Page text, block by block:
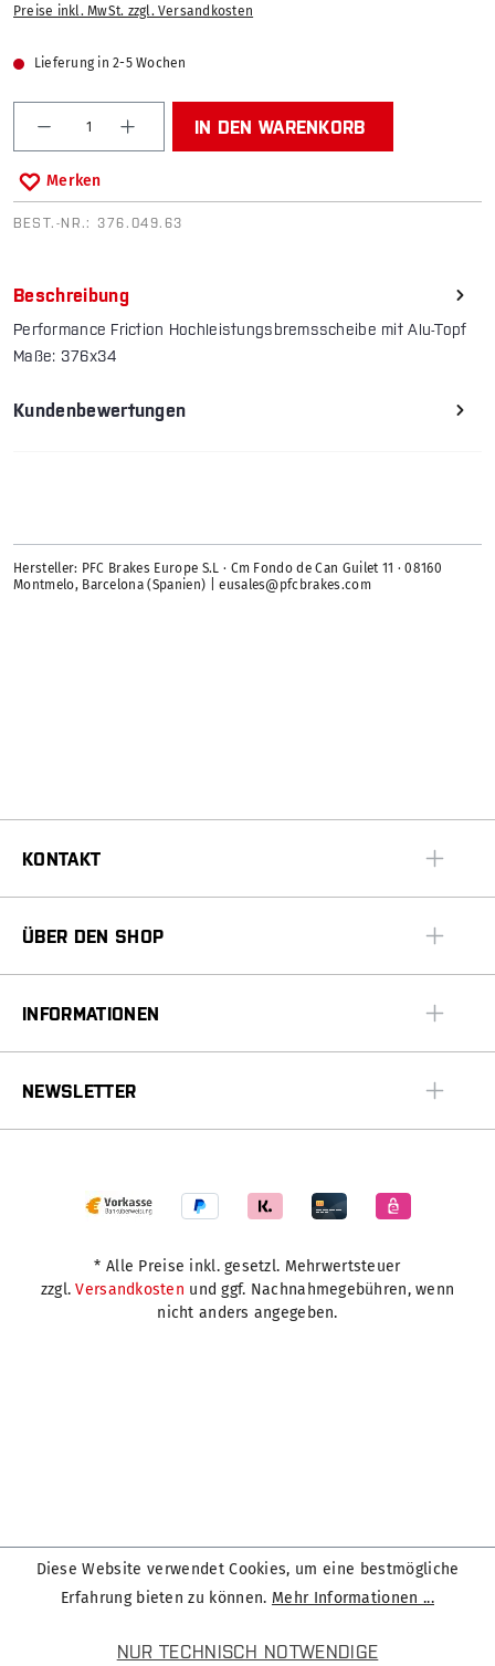
Preise inkl. MwSt. zzgl. Versandkosten
Lieferung in 2-5 Wochen
Produkt Anzahl: Gib den gewünschten Wert ein
IN DEN WARENKORB
Merken
BEST.-NR.: 376.049.63
Beschreibung
Performance Friction Hochleistungsbremsscheibe mit Alu-Topf
Maße: 376x34
Kundenbewertungen
Hersteller: PFC Brakes Europe S.L · Cm Fondo de Can Guilet 11 · 08160
Montmelo, Barcelona (Spanien) | eusales@pfcbrakes.com
KONTAKT
ÜBER DEN SHOP
INFORMATIONEN
NEWSLETTER
* Alle Preise inkl. gesetzl. Mehrwertsteuer
zzgl.Versandkosten und ggf. Nachnahmegebühren, wenn
nicht anders angegeben.
Diese Website verwendet Cookies, um eine bestmögliche
Erfahrung bieten zu können. Mehr Informationen ...
NUR TECHNISCH NOTWENDIGE